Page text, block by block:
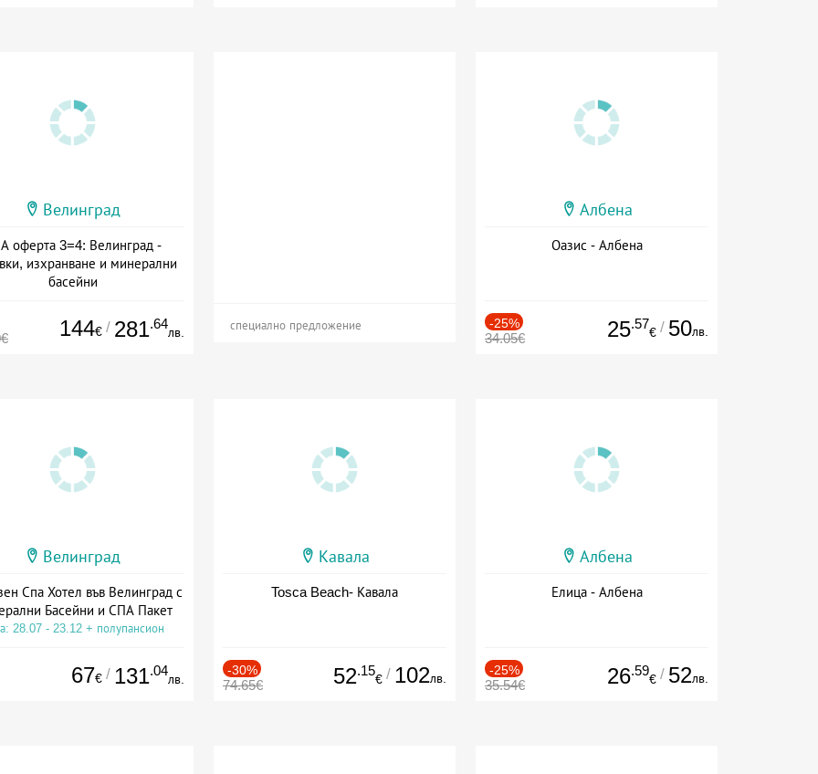
Велинград
оферта 3=4: Велинград -
изхранване и минерални
басейни
144€ / 281.64
лв. специално предложение
Албена
Оазис - Албена
-25%
34.05€ 25.57
€ / 50лв.
Велинград
Спа Хотел във Велинград с
Басейни и СПА Пакет
28.07 - 23.12 + полупансион
67€ / 131.04
лв.
Кавала
Tosca Beach- Кавала
-30%
74.65€ 52.15
€ / 102лв.
Албена
Елица - Албена
-25%
35.54€ 26.59
€ / 52лв.